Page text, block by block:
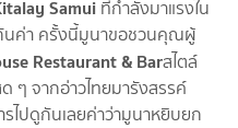
Samui ที่กำลังมาแรงใน
นค่า ครั้งนี้มูนาขอชวนคุณผู้
Restaurant & Barสไตล์
ๆ จากอ่าวไทยมารังสรรค์
ไปดูกันเลยค่าว่ามูนาหยิบยก